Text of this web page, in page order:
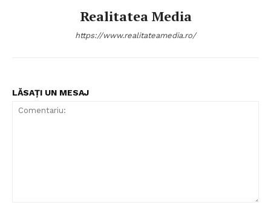
Realitatea Media
https://www.realitateamedia.ro/
LĂSAȚI UN MESAJ